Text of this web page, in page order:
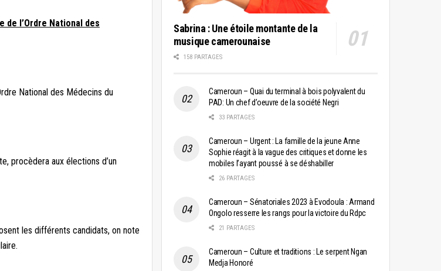
de l’Ordre National des
National des Médecins du
procèdera aux élections d’un
les différents candidats, on note
Sabrina : Une étoile montante de la
musique camerounaise
158 PARTAGES
Cameroun – Quai du terminal à bois polyvalent du
PAD: Un chef d’oeuvre de la société Negri
33 PARTAGES
Cameroun – Urgent : La famille de la jeune Anne
Sophie réagit à la vague des critiques et donne les
mobiles l’ayant poussé à se déshabiller
26 PARTAGES
Cameroun – Sénatoriales 2023 à Evodoula : Armand
Ongolo resserre les rangs pour la victoire du Rdpc
21 PARTAGES
Cameroun – Culture et traditions : Le serpent Ngan
Medja Honoré